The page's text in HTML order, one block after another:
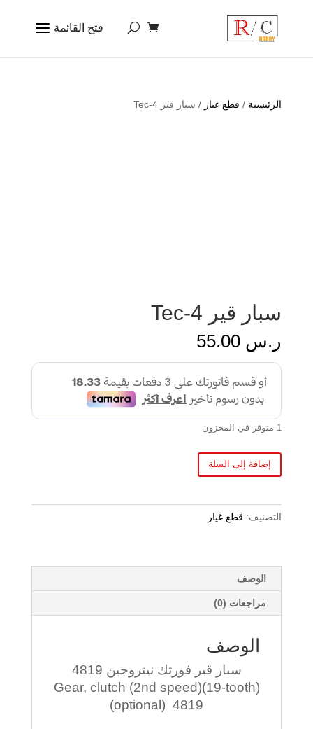
الرئيسية / قطع غيار / سبار قير 4-Tec
سبار قير 4-Tec
ر.س
1 متوفر في المخزون
إضافة إلى السلة
التصنيف: قطع غيار
الوصف
مراجعات (0)
الوصف
سبار قير فورتك نيتروجين 4819
Gear, clutch (2nd speed)(19-tooth)
(optional) 4819